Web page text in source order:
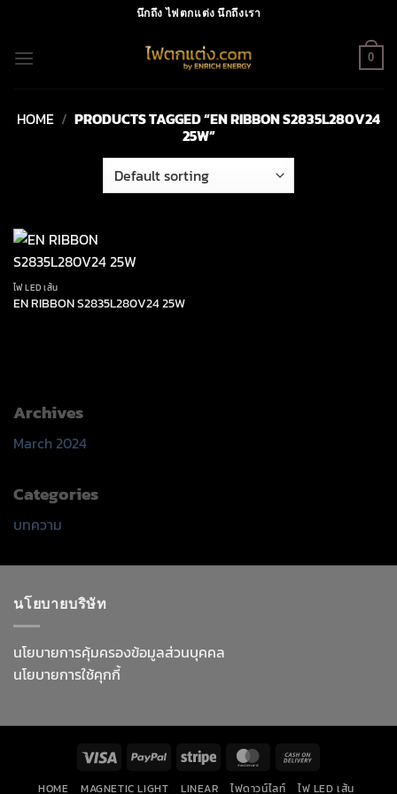
content
นึกถึง ไฟตกแต่ง นึกถึงเรา
0
HOME / PRODUCTS TAGGED “EN RIBBON S2835L280V24
25W”
ไฟ LED เส้น
EN RIBBON S2835L280V24 25W
Archives
March 2024
Categories
บทความ
นโยบายบริษัท
นโยบายการคุ้มครองข้อมูลส่วนบุคคล
นโยบายการใช้คุกกี้
Visa PayPal Stripe MasterCard
HOME MAGNETIC LIGHT LINEAR ไฟดาวน์ไลท์ ไฟ LED เส้น